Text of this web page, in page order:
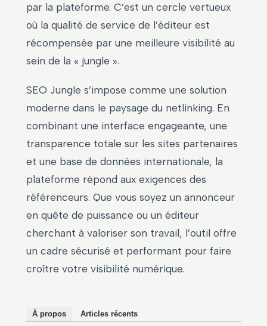
par la plateforme. C’est un cercle vertueux
où la qualité de service de l’éditeur est
récompensée par une meilleure visibilité au
sein de la « jungle ».
SEO Jungle s’impose comme une solution
moderne dans le paysage du netlinking. En
combinant une interface engageante, une
transparence totale sur les sites partenaires
et une base de données internationale, la
plateforme répond aux exigences des
référenceurs. Que vous soyez un annonceur
en quête de puissance ou un éditeur
cherchant à valoriser son travail, l’outil offre
un cadre sécurisé et performant pour faire
croître votre visibilité numérique.
À propos Articles récents